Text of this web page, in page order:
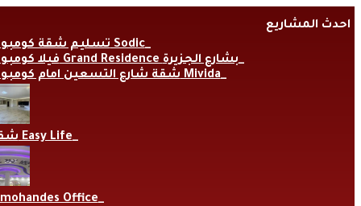
to
احدث المشاريع
تسليم شقة كومبوند Sodic
فيلا كومبوند Grand Residence بشارع الجزيرة
شقة شارع التسعين امام كومبوند Mivida
شقة Easy Life
Office